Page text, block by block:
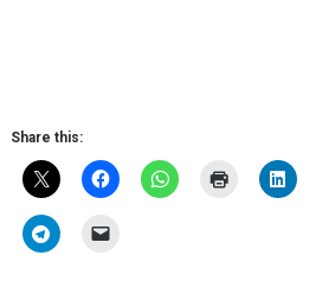
Share this: